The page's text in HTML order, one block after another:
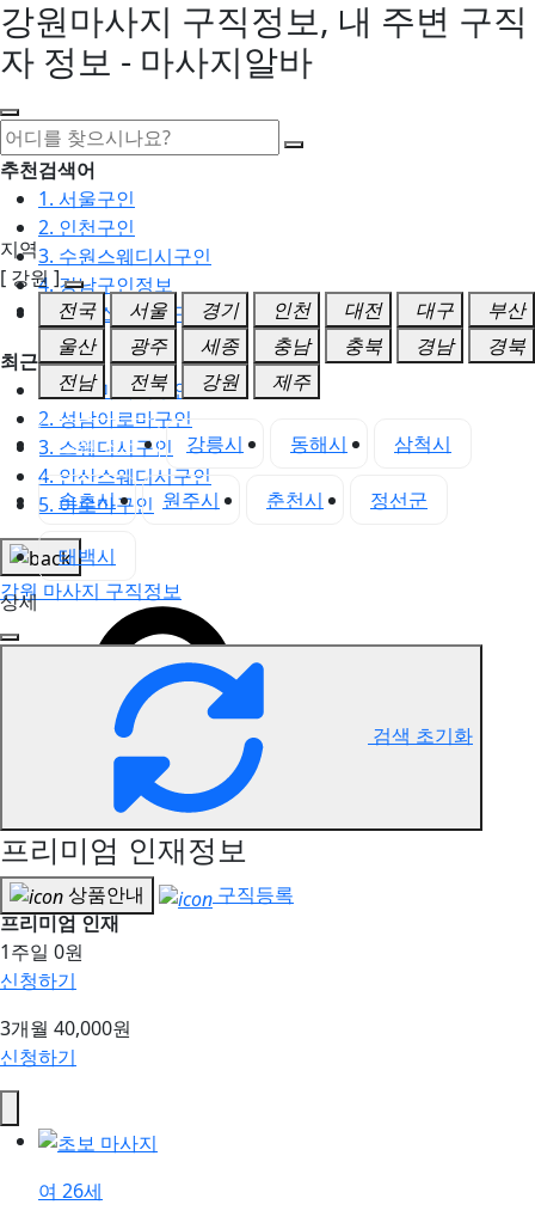
강원마사지 구직정보, 내 주변 구직
자 정보 - 마사지알바
추천검색어
1. 서울구인
2. 인천구인
3. 수원스웨디시구인
4. 강남구인정보
5. 동탄스웨디시구인
최근검색어
1. 일산마사지구인
2. 성남아로마구인
3. 스웨디시구인
4. 안산스웨디시구인
5. 아로마구인
강원 마사지 구직정보
지역
[ 강원 ]
전국
서울 경기 인천 대전 대구
부산
울산
광주 세종 충남 충북 경남
경북
전남
전북 강원 제주
강원 전체 강릉시 동해시 삼척시
속초시 원주시 춘천시 정선군
태백시
상세
검색 초기화
프리미엄 인재정보
상품안내
구직등록
프리미엄 인재
1주일 0원
신청하기
3개월 40,000원
신청하기
여 26세